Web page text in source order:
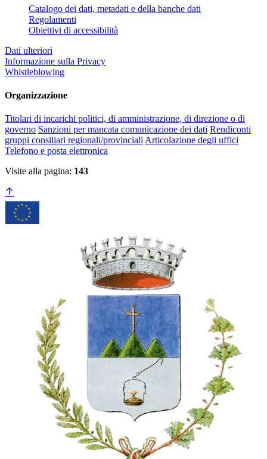
Catalogo dei dati, metadati e della banche dati
Regolamenti
Obiettivi di accessibilità
Dati ulteriori
Informazione sulla Privacy
Whistleblowing
Organizzazione
Titolari di incarichi politici, di amministrazione, di direzione o di
governo Sanzioni per mancata comunicazione dei dati Rendiconti
gruppi consiliari regionali/provinciali Articolazione degli uffici
Telefono e posta elettronica
Visite alla pagina: 143